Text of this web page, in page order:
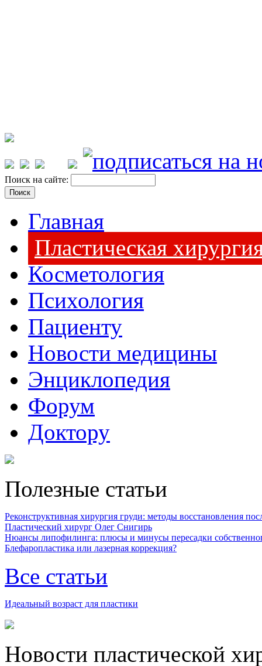
Поиск на сайте:
Главная
Пластическая
Косметология
Психология
Пациенту
Новости медицины
Энциклопедия
Форум
Доктору
Полезные статьи
Реконструктивная хирургия груди: методы восстановления
Пластический хирург Олег Снигирь
Нюансы липофилинга: плюсы и минусы пересадки
Блефаропластика или лазерная коррекция?
Все статьи
Идеальный возраст для пластики
Новости пластической